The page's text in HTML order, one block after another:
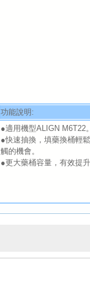
功能說明:
●適用機型ALIGN M6T22。
●快速抽換，填藥換桶輕
觸的機會。
●更大藥桶容量，有效提升